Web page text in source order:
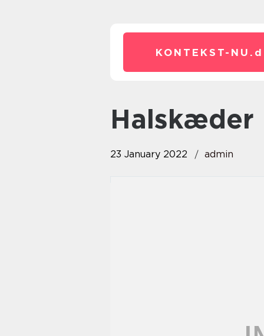
KONTEKST-NU.
halskæder
23 January 2022 admin